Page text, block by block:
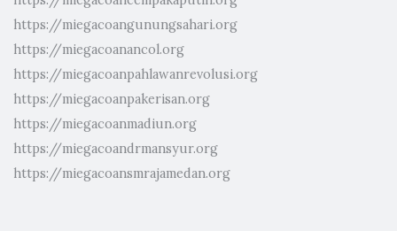
https://miegacoangunungsahari.org
https://miegacoanancol.org
https://miegacoanpahlawanrevolusi.org
https://miegacoanpakerisan.org
https://miegacoanmadiun.org
https://miegacoandrmansyur.org
https://miegacoansmrajamedan.org